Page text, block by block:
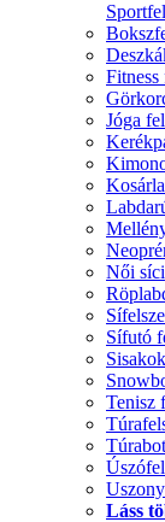
Fitness
Jóga
Női
Sífutó
Sisakok
Tenisz
Láss